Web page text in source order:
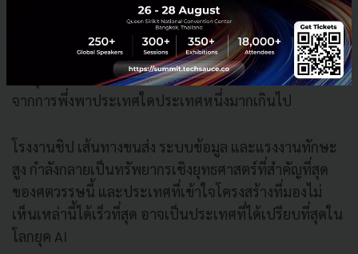
Supply Chain โลกกำลังเริ่มกระจายตัว หลายบริษัทเริ่ม
ขยายฐานการผลิตมายัง ASEAN มากขึ้น ทั้งเวียดนาม
มาเลเซีย สิงคโปร์ และไทย เหตุผลสำคัญไม่ใช่เพียงเรื่อง
ต้นทุน แต่คือ 'Resilience' โลกกำลังพยายามลดความเสี่ยง
จากการพึ่งพาประเทศใดประเทศหนึ่งมากเกินไป
โรงงานชิป เส้นทางขนส่ง ระบบข้อมูล และแรงงานทักษะ
สูง กำลังกลายเป็นทรัพยากรเชิงยุทธศาสตร์ที่สำคัญที่สุด
ของศตวรรษนี้ และประเทศที่เข้าใจโครงสร้างที่มองไม่
เห็นเหล่านี้ได้เร็วที่สุด อาจเป็นประเทศที่ได้เปรียบที่สุดใน
โลกยุค AI